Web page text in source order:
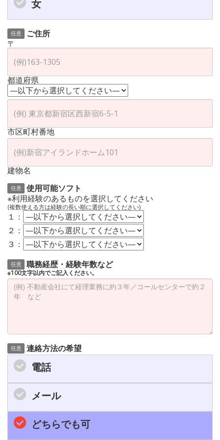
女
任意
ご住所
〒
都道府県
市区町村番地
建物名
任意
使用可能ソフト
※利用経験のあるものを選択してください
(複数使える方は経験の長い順に選択してください)
１：
２：
３：
任意 職務経歴・経験年数など
※100文字以内でご記入ください。
任意 連絡方法の希望
電話
メール
どちらでも可